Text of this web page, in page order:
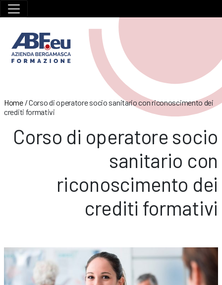
Home/Corso di operatore socio sanitario con riconoscimento dei
crediti formativi
Corso di operatore socio
sanitario con
riconoscimento dei
crediti formativi